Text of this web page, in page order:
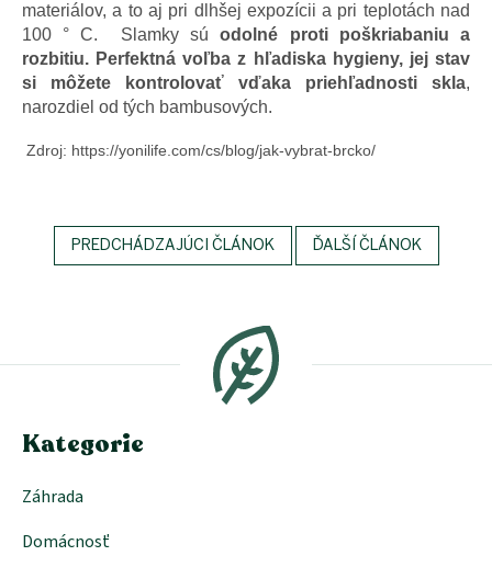
materiálov, a to aj pri dlhšej expozícii a pri teplotách nad
100 ° C. Slamky súodolné proti poškriabaniu a
rozbitiu. Perfektná voľba z hľadiska hygieny, jej stav
si môžete kontrolovať vďaka priehľadnosti skla,
narozdiel od tých bambusových.
Zdroj: https://yonilife.com/cs/blog/jak-vybrat-brcko/
PREDCHÁDZAJÚCI ČLÁNOK ĎALŠÍ ČLÁNOK
ä
Kategorie
Záhrada
Domácnosť